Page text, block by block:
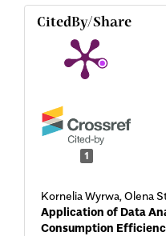
CitedBy/Share
1
Kornelia Wyrwa, Olena
Application of Data
Consumption